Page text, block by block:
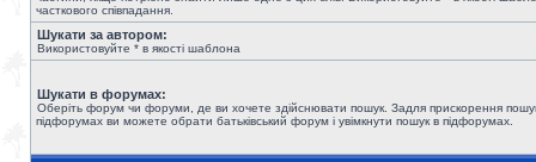
часткового співпадання.
Шукати за автором:
Використовуйте * в якості шаблона
Шукати в форумах:
Оберіть форум чи форуми, де ви хочете здійснювати пошук. Задля прискорення
підфорумах ви можете обрати батьківський форум і увімкнути пошук в підфорумах.